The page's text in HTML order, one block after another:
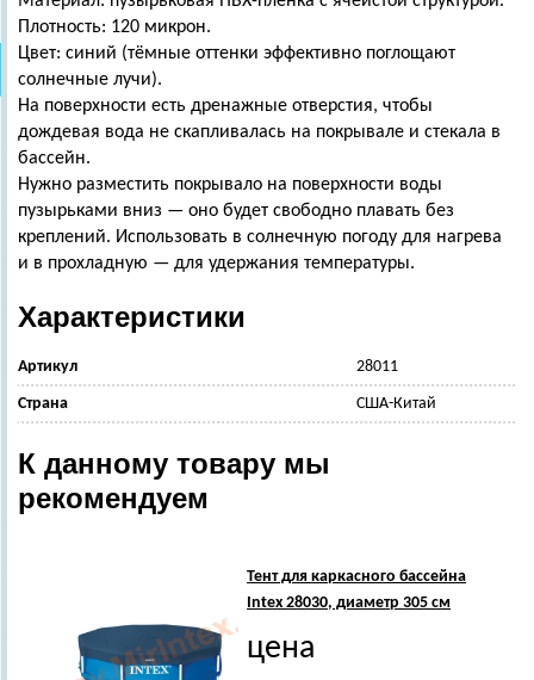
Плотность: 120 микрон.
Цвет: синий (тёмные оттенки эффективно поглощают
солнечные лучи).
На поверхности есть дренажные отверстия, чтобы
дождевая вода не скапливалась на покрывале и стекала в
бассейн.
Нужно разместить покрывало на поверхности воды
пузырьками вниз — оно будет свободно плавать без
креплений. Использовать в солнечную погоду для нагрева
и в прохладную — для удержания температуры.
Характеристики
Артикул 28011
Страна США-Китай
К данному товару мы
рекомендуем
Тент для каркасного бассейна
Intex 28030, диаметр 305 см
цена